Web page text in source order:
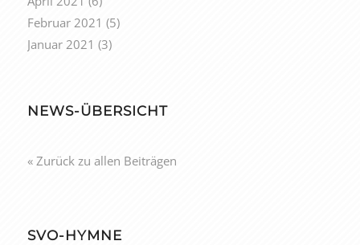
Februar 2021 (5)
Januar 2021 (3)
NEWS-ÜBERSICHT
« Zurück zu allen Beiträgen
SVO-HYMNE